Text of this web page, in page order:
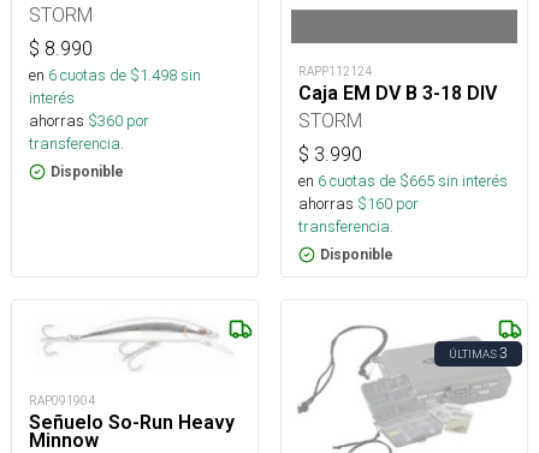
STORM
$ 8.990
en 6cuotas de $1.498sin
interés
ahorras $360 por
transferencia.
Disponible
RAPP112124
Caja EM DV B 3-18 DIV
STORM
$ 3.990
en 6cuotas de $665sin interés
ahorras $160 por
transferencia.
Disponible
RAP091904
Señuelo So-Run Heavy
Minnow
ÚLTIMAS3